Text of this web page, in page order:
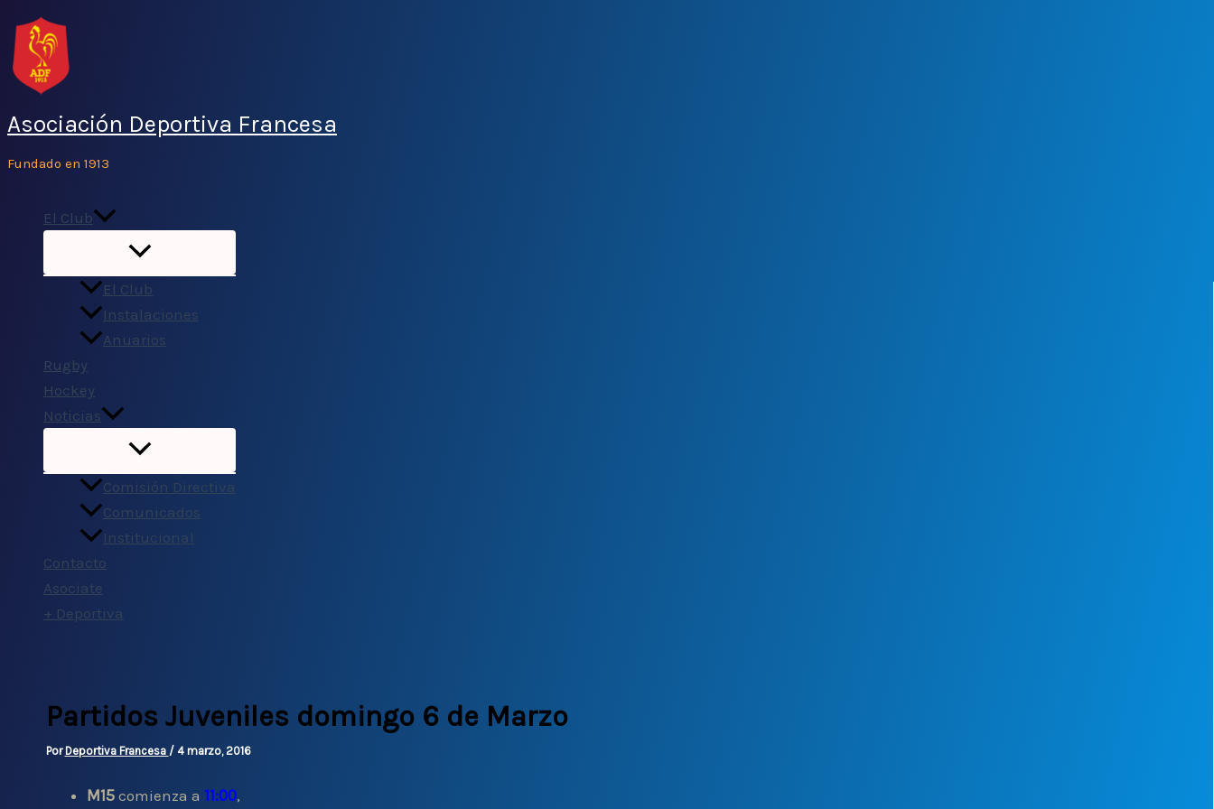
al
contenido
Asociación Deportiva Francesa
Fundado en 1913
El Club
El Club
Instalaciones
Anuarios
Rugby
Hockey
Noticias
Comisión Directiva
Comunicados
Institucional
Contacto
Asociate
+ Deportiva
Partidos Juveniles domingo 6 de Marzo
Por Deportiva Francesa / 4 marzo, 2016
M15 comienza a 11:00,